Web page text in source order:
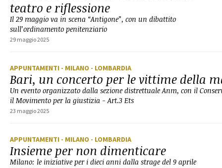
teatro e riflessione
Il 29 maggio va in scena “Antigone”, con un dibattito
sull’ordinamento penitenziario
29 maggio 2025
APPUNTAMENTI - MILANO - LOMBARDIA
Bari, un concerto per le vittime della
Un evento organizzato dalla sezione distrettuale Anm, con il
il Movimento per la giustizia - Art.3 Ets
23 maggio 2025
APPUNTAMENTI - MILANO - LOMBARDIA
Insieme per non dimenticare
Milano: le iniziative per i dieci anni dalla strage del 9 aprile